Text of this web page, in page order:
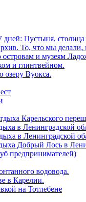
Пустыня,
То, что мы делали,
островам и музеям
и глинтвейном.
озеру Вуокса.
Карельского
в Ленинградской
в Ленинградской
Добрый Лось в
предпринимателей)
водовода.
в Карелии.
на Тотлебене